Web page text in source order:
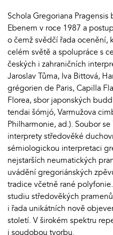
Schola Gregoriana
Ebenem v roce 1987 a
o čemž svědčí řada
celém světě a spolupráce s
českých i zahraničních
Jaroslav Tůma, Iva Bittová,
grégorien de Paris, Capilla
Florea, sbor japonských
tendai šómjó, Varmužova
Philharmonie, ad.). Soubor
interprety středověké
sémiologickou interpretaci
nejstarších neumatických
uvádění gregoriánských
tradice včetně rané
studiu středověkých
i řada unikátních nově
století. V širokém spektru
i soudobou tvorbu.